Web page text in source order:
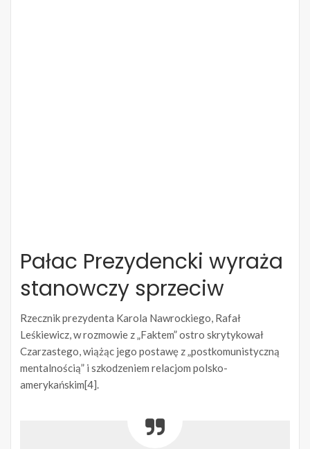
Pałac Prezydencki wyraża
stanowczy sprzeciw
Rzecznik prezydenta Karola Nawrockiego, Rafał
Leśkiewicz, w rozmowie z „Faktem” ostro skrytykował
Czarzastego, wiążąc jego postawę z „postkomunistyczną
mentalnością” i szkodzeniem relacjom polsko-
amerykańskim[4].